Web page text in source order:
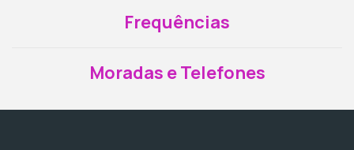
Frequências
Moradas e Telefones